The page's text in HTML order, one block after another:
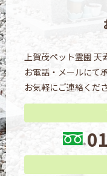
上賀茂ペット霊園
お電話・メールにて
お気軽にご連絡くださ